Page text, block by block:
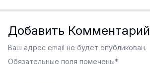
Добавить Комментарий
Ваш адрес email не будет опубликован.
Обязательные поля помечены*